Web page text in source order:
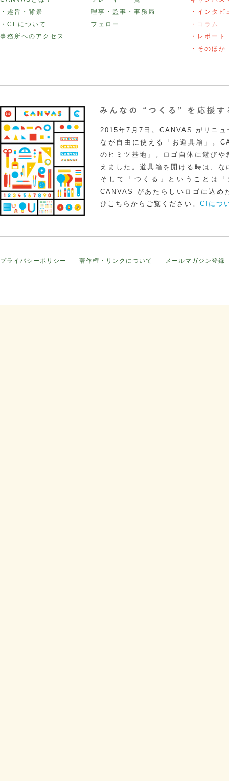
・趣旨・背景
・CI について
事務所へのアクセス
理事・監事・事務局
フェロー
・インタビ
・コラム
・レポート
・そのほか
2015年7月7日。CANVAS がリニュ
なが自由に使える「お道具箱」。
のヒミツ基地」。ロゴ自体に遊び
えました。道具箱を開ける時は、
そして「つくる」ということは
CANVAS があたらしいロゴに込め
ひこちらからご覧ください。 CIにつ
プライバシーポリシー 著作権・リンクについて メールマガジン登録